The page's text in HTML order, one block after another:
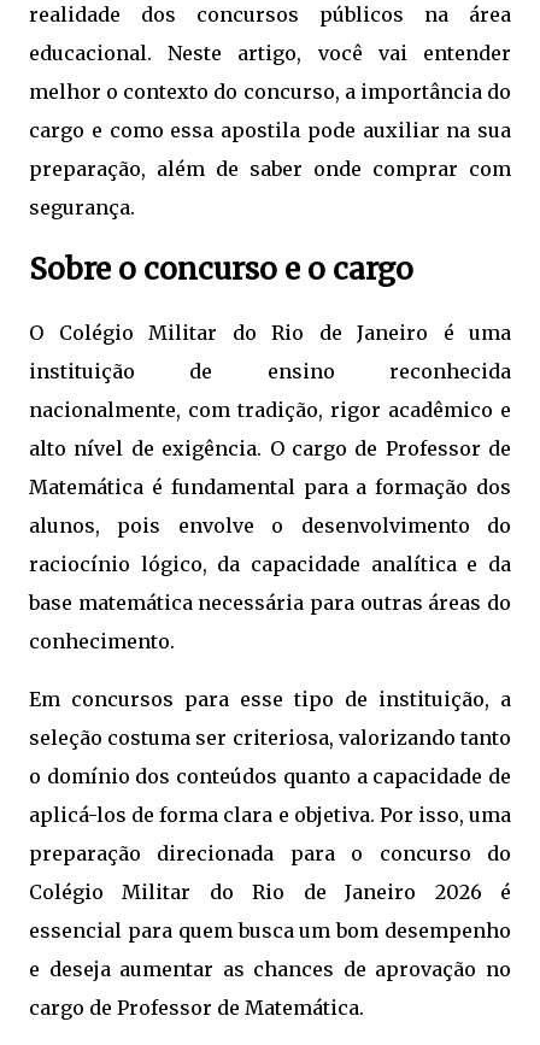
realidade dos concursos públicos na área
educacional. Neste artigo, você vai entender
melhor o contexto do concurso, a importância do
cargo e como essa apostila pode auxiliar na sua
preparação, além de saber onde comprar com
segurança.
Sobre o concurso e o cargo
O Colégio Militar do Rio de Janeiro é uma
instituição de ensino reconhecida
nacionalmente, com tradição, rigor acadêmico e
alto nível de exigência. O cargo de Professor de
Matemática é fundamental para a formação dos
alunos, pois envolve o desenvolvimento do
raciocínio lógico, da capacidade analítica e da
base matemática necessária para outras áreas do
conhecimento.
Em concursos para esse tipo de instituição, a
seleção costuma ser criteriosa, valorizando tanto
o domínio dos conteúdos quanto a capacidade de
aplicá-los de forma clara e objetiva. Por isso, uma
preparação direcionada para o concurso do
Colégio Militar do Rio de Janeiro 2026 é
essencial para quem busca um bom desempenho
e deseja aumentar as chances de aprovação no
cargo de Professor de Matemática.